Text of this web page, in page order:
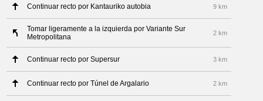
Continuar recto por Kantauriko autobia 9 km
Tomar ligeramente a la izquierda por Variante Sur
Metropolitana
2 km
Continuar recto por Supersur 3 km
Continuar recto por Túnel de Argalario 2 km